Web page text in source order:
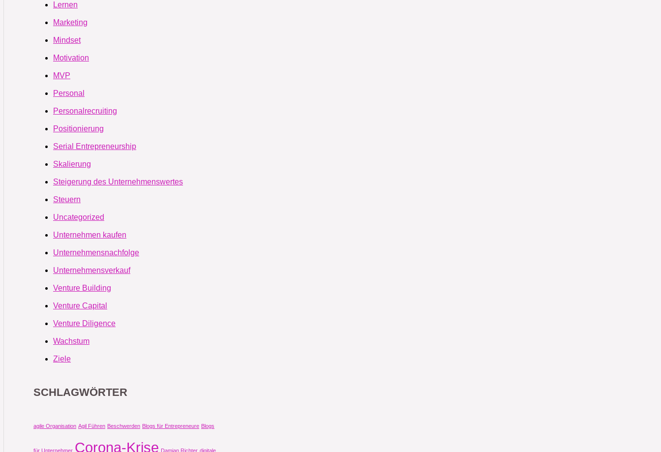
Lernen
Marketing
Mindset
Motivation
MVP
Personal
Personalrecruiting
Positionierung
Serial Entrepreneurship
Skalierung
Steigerung des Unternehmenswertes
Steuern
Uncategorized
Unternehmen kaufen
Unternehmensnachfolge
Unternehmensverkauf
Venture Building
Venture Capital
Venture Diligence
Wachstum
Ziele
SCHLAGWÖRTER
agile Organisation Agil Führen Beschwerden Blogs für Entrepreneure Blogs
für Unternehmer Corona-Krise Damian Richter digitale